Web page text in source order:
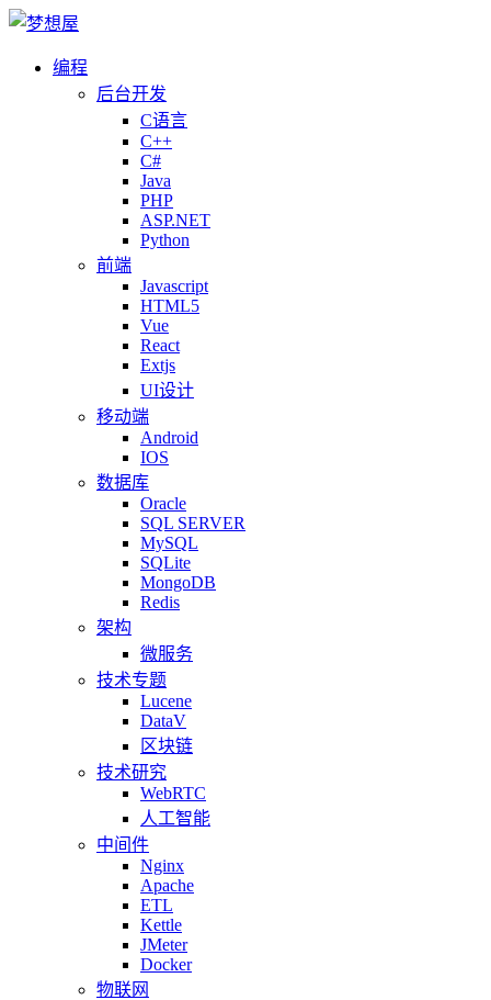
编程
后台开发
C语言
C++
C#
Java
PHP
ASP.NET
Python
前端
Javascript
HTML5
Vue
React
Extjs
UI设计
移动端
Android
IOS
数据库
Oracle
SQL SERVER
MySQL
SQLite
MongoDB
Redis
架构
微服务
技术专题
Lucene
DataV
区块链
技术研究
WebRTC
人工智能
中间件
Nginx
Apache
ETL
Kettle
JMeter
Docker
物联网